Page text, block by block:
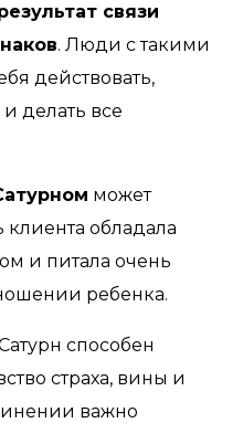
связи
. Люди с такими
действовать,
и делать все
может
клиента обладала
и питала очень
ребенка.
способен
страха, вины и
важно